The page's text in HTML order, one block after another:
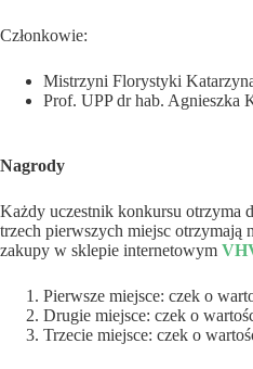
Członkowie:
Mistrzyni Florystyki
Prof. UPP dr hab. Agnieszka
Nagrody
Każdy uczestnik konkursu otrzyma
trzech pierwszych miejsc otrzymają
zakupy w sklepie internetowym
Pierwsze miejsce: czek o
Drugie miejsce: czek o
Trzecie miejsce: czek o